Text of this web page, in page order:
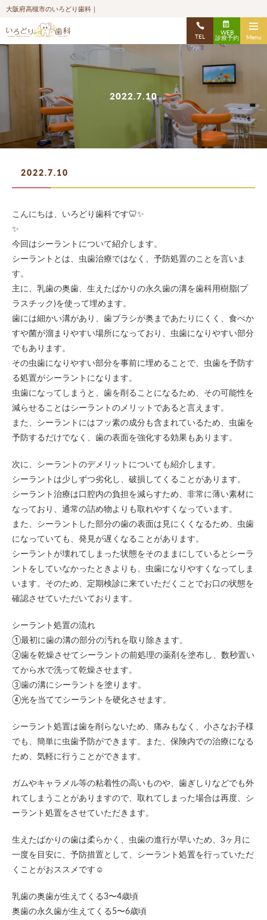
大阪府高槻市のいろどり歯科｜
TEL
WEB
診療予約 Menu
2022.7.10
2022.7.10
こんにちは、いろどり歯科です🦷✨
✨
今回はシーラントについて紹介します。
シーラントとは、虫歯治療ではなく、予防処置のことを言いま
す。
主に、乳歯の奥歯、生えたばかりの永久歯の溝を歯科用樹脂(プ
ラスチック)を使って埋めます。
歯には細かい溝があり、歯ブラシが奥まであたりにくく、食べか
すや菌が溜まりやすい場所になっており、虫歯になりやすい部分
でもあります。
その虫歯になりやすい部分を事前に埋めることで、虫歯を予防す
る処置がシーラントになります。
虫歯になってしまうと、歯を削ることになるため、その可能性を
減らせることはシーラントのメリットであると言えます。
また、シーラントにはフッ素の成分も含まれているため、虫歯を
予防するだけでなく、歯の表面を強化する効果もあります。
次に、シーラントのデメリットについても紹介します。
シーラントは少しずつ劣化し、破損してくることがあります。
シーラント治療は口腔内の負担を減らすため、非常に薄い素材に
なっており、通常の詰め物よりも取れやすくなっています。
また、シーラントした部分の歯の表面は見にくくなるため、虫歯
になっていても、発見が遅くなることがあります。
シーラントが壊れてしまった状態をそのままにしているとシーラ
ントをしていなかったときよりも、虫歯になりやすくなってしま
います。そのため、定期検診に来ていただくことでお口の状態を
確認させていただいております。
シーラント処置の流れ
①最初に歯の溝の部分の汚れを取り除きます。
②歯を乾燥させてシーラントの前処理の薬剤を塗布し、数秒置い
てから水で洗って乾燥させます。
③歯の溝にシーラントを塗ります。
④光を当ててシーラントを硬化させます。
シーラント処置は歯を削らないため、痛みもなく、小さなお子様
でも、簡単に虫歯予防ができます。また、保険内での治療になる
ため、気軽に行うことができます。
ガムやキャラメル等の粘着性の高いものや、歯ぎしりなどでも外
れてしまうことがありますので、取れてしまった場合は再度、シ
ーラント処置をさせていただきます。
生えたばかりの歯は柔らかく、虫歯の進行が早いため、3ヶ月に
一度を目安に、予防措置として、シーラント処置を行っていただ
くことがおススメです☺️
乳歯の奥歯が生えてくる3〜4歳頃
奥歯の永久歯が生えてくる5〜6歳頃